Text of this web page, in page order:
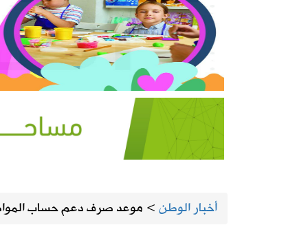
2026-08-07اقتران الثريا بالقمر يعلن اقتراب
2026-08-07 الحرارة تصل لـ 50 مئوية.. الإنذار البرتقالي بموجة حارة على الأحساء وعدة مدن بالشرقية
2026-08-07“الغذاء والدواء” تسحب 3 منتجات قهوة وشوكولاتة وتحذر من استهلاكها
2026-08-06 رسميًا.. الأهلي يعلن التعاقد مع
أخبار الوطن> موعد صرف دعم حساب